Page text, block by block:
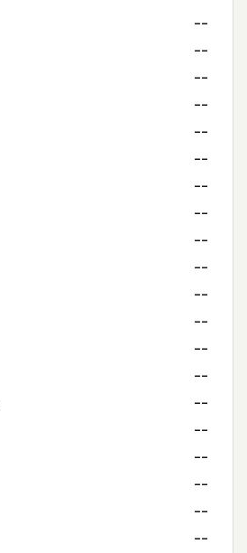
--
--
--
--
--
--
--
--
--
--
--
--
--
--
--
--
--
--
--
--